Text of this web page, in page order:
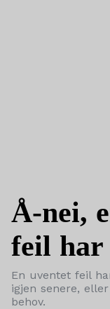
Å-nei,
feil har
En uventet feil
igjen senere,
behov.